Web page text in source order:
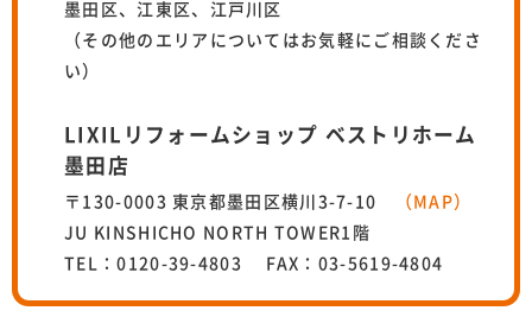
墨田区、江東区、江戸川区
（その他のエリアについてはお気軽にご相談くださ
い）
LIXILリフォームショップ ベストリホーム
墨田店
〒130-0003 東京都墨田区横川3-7-10
（MAP）
JU KINSHICHO NORTH TOWER1階
TEL：0120-39-4803 FAX：03-5619-4804